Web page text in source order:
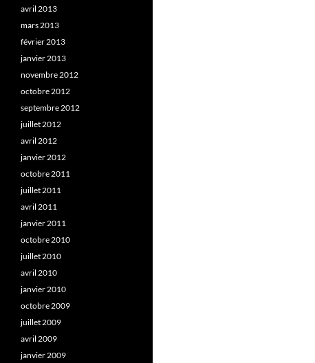
avril 2013
mars 2013
février 2013
janvier 2013
novembre 2012
octobre 2012
septembre 2012
juillet 2012
avril 2012
janvier 2012
octobre 2011
juillet 2011
avril 2011
janvier 2011
octobre 2010
juillet 2010
avril 2010
janvier 2010
octobre 2009
juillet 2009
avril 2009
janvier 2009